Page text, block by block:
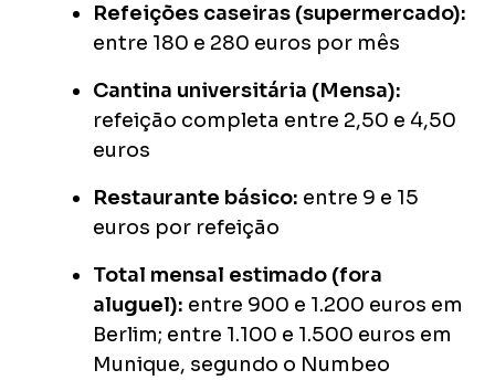
Refeições caseiras (supermercado):
entre 180 e 280 euros por mês
Cantina universitária (Mensa):
refeição completa entre 2,50 e 4,50
euros
Restaurante básico: entre 9 e 15
euros por refeição
Total mensal estimado (fora
aluguel): entre 900 e 1.200 euros em
Berlim; entre 1.100 e 1.500 euros em
Munique, segundo o Numbeo